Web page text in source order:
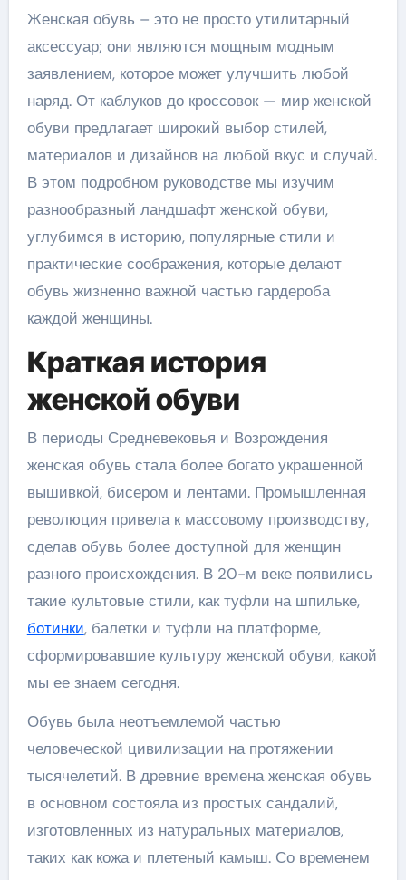
Женская обувь – это не просто утилитарный
аксессуар; они являются мощным модным
заявлением, которое может улучшить любой
наряд. От каблуков до кроссовок — мир женской
обуви предлагает широкий выбор стилей,
материалов и дизайнов на любой вкус и случай.
В этом подробном руководстве мы изучим
разнообразный ландшафт женской обуви,
углубимся в историю, популярные стили и
практические соображения, которые делают
обувь жизненно важной частью гардероба
каждой женщины.
Краткая история
женской обуви
В периоды Средневековья и Возрождения
женская обувь стала более богато украшенной
вышивкой, бисером и лентами. Промышленная
революция привела к массовому производству,
сделав обувь более доступной для женщин
разного происхождения. В 20-м веке появились
такие культовые стили, как туфли на шпильке,
ботинки, балетки и туфли на платформе,
сформировавшие культуру женской обуви, какой
мы ее знаем сегодня.
Обувь была неотъемлемой частью
человеческой цивилизации на протяжении
тысячелетий. В древние времена женская обувь
в основном состояла из простых сандалий,
изготовленных из натуральных материалов,
таких как кожа и плетеный камыш. Со временем